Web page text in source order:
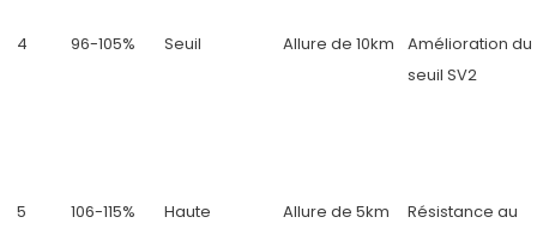
4 96-105% Seuil Allure de 10km
Amélioration du
seuil SV2
5 106-115%
Haute
Allure de 5km
Résistance au